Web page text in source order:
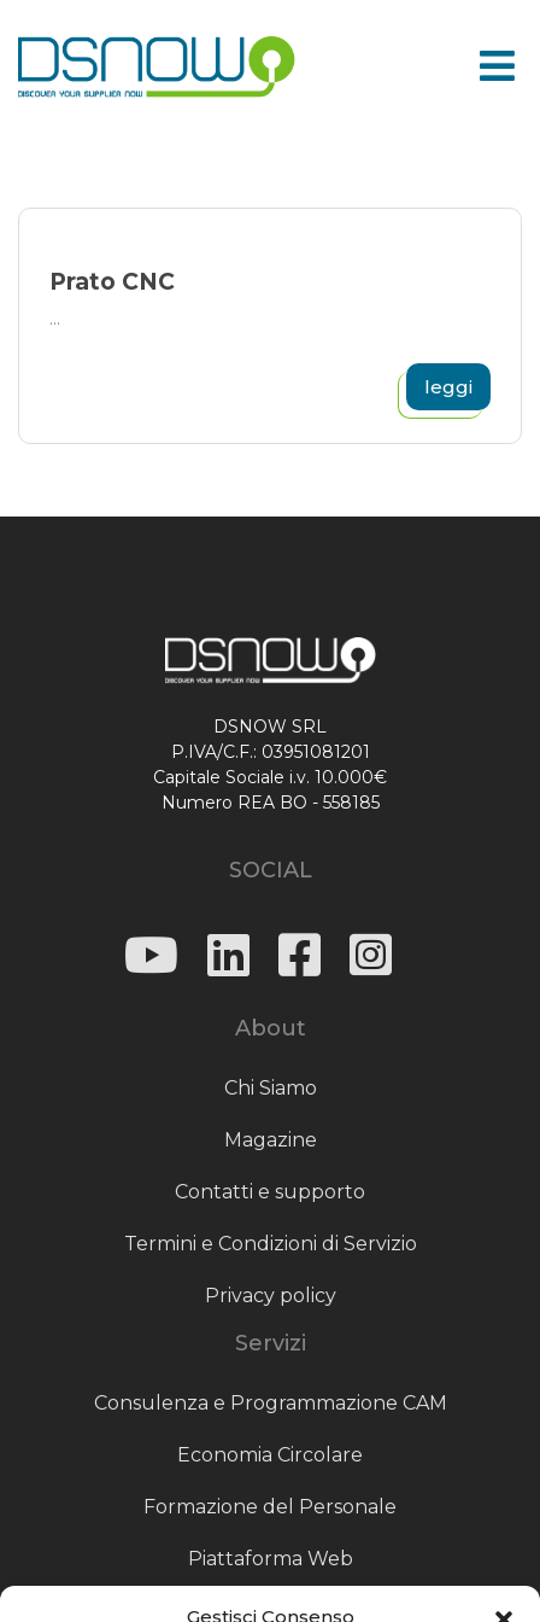
Gestisci Consenso
to
content
Prato CNC
...
leggi
DSNOW SRL
P.IVA/C.F.: 03951081201
Capitale Sociale i.v. 10.000€
Numero REA BO - 558185
SOCIAL
About
Chi Siamo
Magazine
Contatti e supporto
Termini e Condizioni di Servizio
Privacy policy
Servizi
Consulenza e Programmazione CAM
Economia Circolare
Formazione del Personale
Piattaforma Web
Scouting fornitori